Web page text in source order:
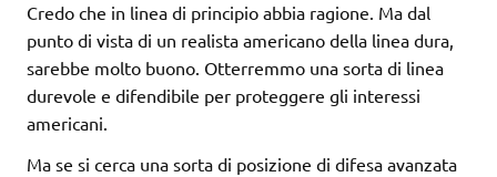
Credo che in linea di principio abbia ragione. Ma dal
punto di vista di un realista americano della linea dura,
sarebbe molto buono. Otterremmo una sorta di linea
durevole e difendibile per proteggere gli interessi
americani.
Ma se si cerca una sorta di posizione di difesa avanzata